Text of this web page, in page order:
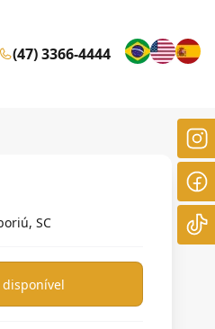
(0 itens)
(47) 3366-4444
SC